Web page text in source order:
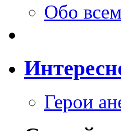
Обо всем
Герои